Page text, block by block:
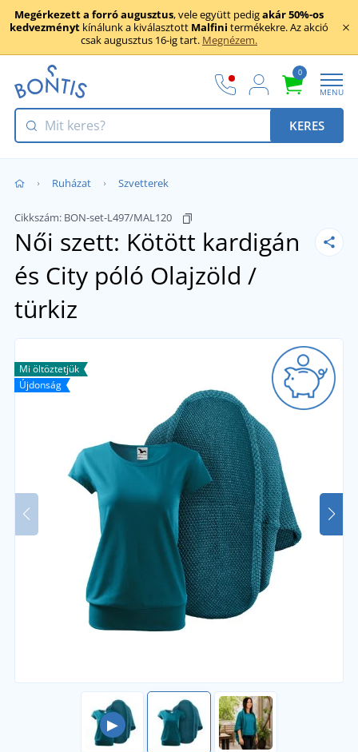
Megérkezett a forró augusztus, vele együtt pedigakár 50%-os
kedvezményt kínálunk a kiválasztott Malfini termékekre. Az akció
csak augusztus 16-ig tart. Megnézem.
0
MENU
KERES
Ruházat Szvetterek
Cikkszám: BON-set-L497/MAL120
Női szett: Kötött kardigán
és City póló Olajzöld /
türkiz
▶
Mi öltöztetjük
Újdonság